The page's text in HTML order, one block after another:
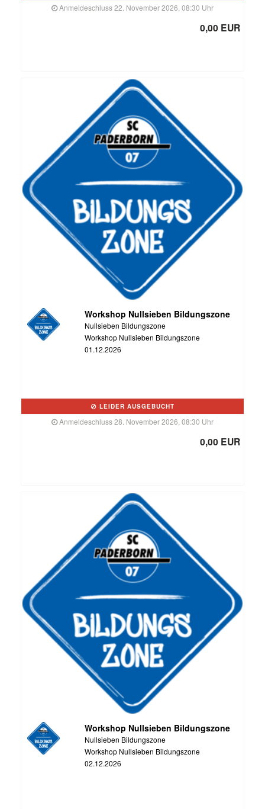
Anmeldeschluss 22. November 2026, 08:30 Uhr
0,00 EUR
Workshop Nullsieben Bildungszone
Nullsieben Bildungszone
Workshop Nullsieben Bildungszone
01.12.2026
LEIDER AUSGEBUCHT
Anmeldeschluss 28. November 2026, 08:30 Uhr
0,00 EUR
Workshop Nullsieben Bildungszone
Nullsieben Bildungszone
Workshop Nullsieben Bildungszone
02.12.2026